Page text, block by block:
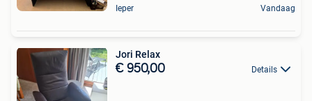
Ieper Vandaag
Jori Relax
€ 950,00 Details